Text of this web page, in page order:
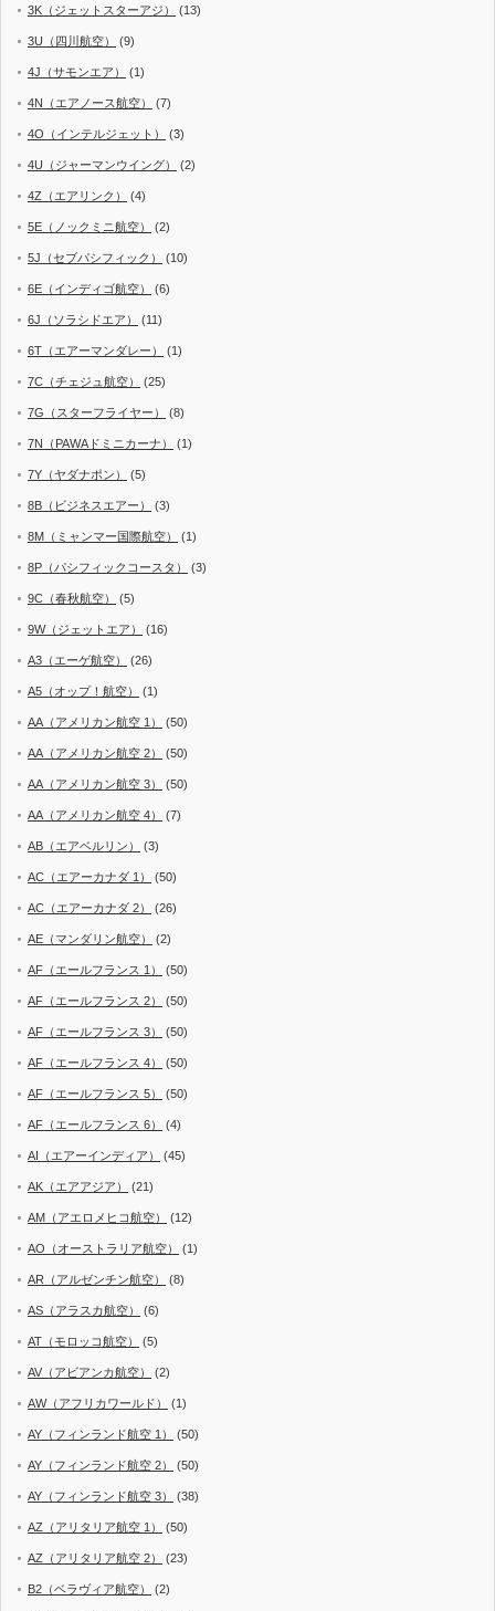
3K（ジェットスターアジ） (13)
3U（四川航空） (9)
4J（サモンエア） (1)
4N（エアノース航空） (7)
4O（インテルジェット） (3)
4U（ジャーマンウイング） (2)
4Z（エアリンク） (4)
5E（ノックミニ航空） (2)
5J（セブパシフィック） (10)
6E（インディゴ航空） (6)
6J（ソラシドエア） (11)
6T（エアーマンダレー） (1)
7C（チェジュ航空） (25)
7G（スターフライヤー） (8)
7N（PAWAドミニカーナ） (1)
7Y（ヤダナポン） (5)
8B（ビジネスエアー） (3)
8M（ミャンマー国際航空） (1)
8P（パシフィックコースタ） (3)
9C（春秋航空） (5)
9W（ジェットエア） (16)
A3（エーゲ航空） (26)
A5（オップ！航空） (1)
AA（アメリカン航空 1） (50)
AA（アメリカン航空 2） (50)
AA（アメリカン航空 3） (50)
AA（アメリカン航空 4） (7)
AB（エアベルリン） (3)
AC（エアーカナダ 1） (50)
AC（エアーカナダ 2） (26)
AE（マンダリン航空） (2)
AF（エールフランス 1） (50)
AF（エールフランス 2） (50)
AF（エールフランス 3） (50)
AF（エールフランス 4） (50)
AF（エールフランス 5） (50)
AF（エールフランス 6） (4)
AI（エアーインディア） (45)
AK（エアアジア） (21)
AM（アエロメヒコ航空） (12)
AO（オーストラリア航空） (1)
AR（アルゼンチン航空） (8)
AS（アラスカ航空） (6)
AT（モロッコ航空） (5)
AV（アビアンカ航空） (2)
AW（アフリカワールド） (1)
AY（フィンランド航空 1） (50)
AY（フィンランド航空 2） (50)
AY（フィンランド航空 3） (38)
AZ（アリタリア航空 1） (50)
AZ（アリタリア航空 2） (23)
B2（ベラヴィア航空） (2)